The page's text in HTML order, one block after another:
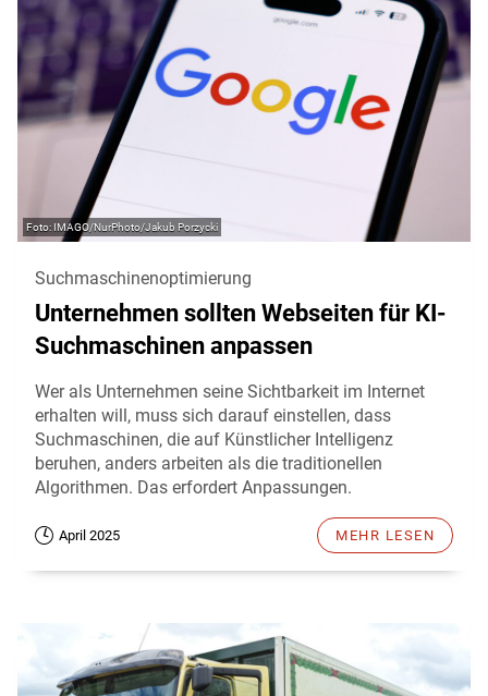
IMAGO/NurPhoto/Jakub Porzycki
Suchmaschinenoptimierung
Unternehmen sollten Webseiten für KI-
Suchmaschinen anpassen
Wer als Unternehmen seine Sichtbarkeit im Internet
erhalten will, muss sich darauf einstellen, dass
Suchmaschinen, die auf Künstlicher Intelligenz
beruhen, anders arbeiten als die traditionellen
Algorithmen. Das erfordert Anpassungen.
April 2025 MEHR LESEN